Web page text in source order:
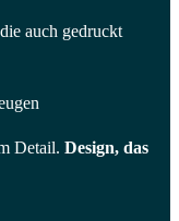
auch gedruckt
Detail. Design, das